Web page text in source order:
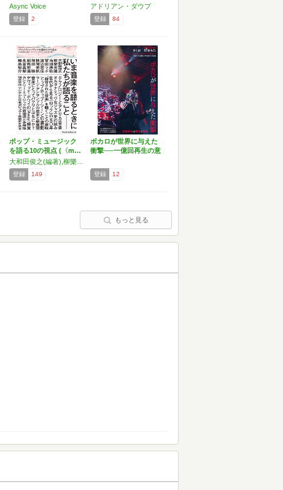
Async Voice
登録 2
ッ…
アドリアン・ダウプ
登録 84
ポップ・ミュージック
を語る10の視点 (〈m…
登録 149
ボカロが世界に与えた
衝撃──一億回再生の意
登録 12
もっと見る